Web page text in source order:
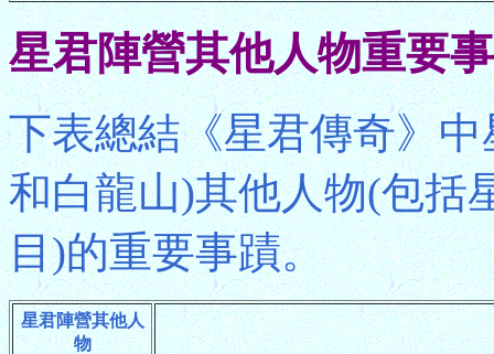
星君陣營其他人物重要
下表總結《星君傳奇》
和白龍山)其他人物(包括
目)的重要事蹟。
星君陣營其他人
物